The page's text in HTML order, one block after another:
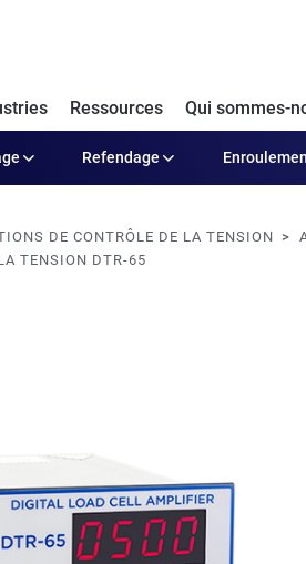
Ressources Qui sommes-
Refendage
DE CONTRÔLE DE LA TENSION
TENSION DTR-65